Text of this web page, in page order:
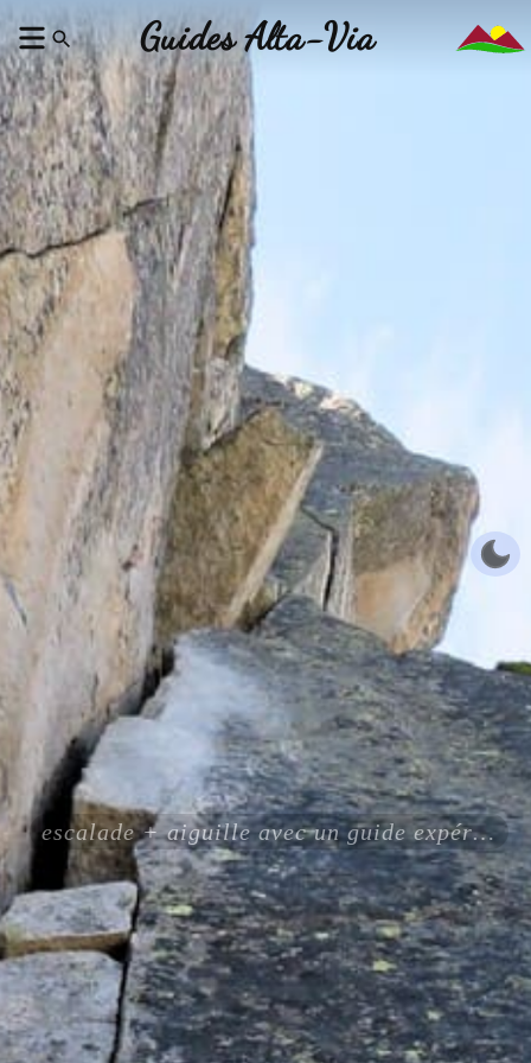
Guides Alta-Via
escalade + aiguille avec un guide expérimenté certifié ENSA UIAGM